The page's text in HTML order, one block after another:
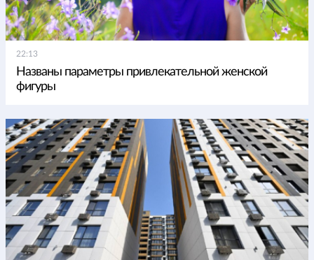
22:13
Названы параметры привлекательной женской
фигуры